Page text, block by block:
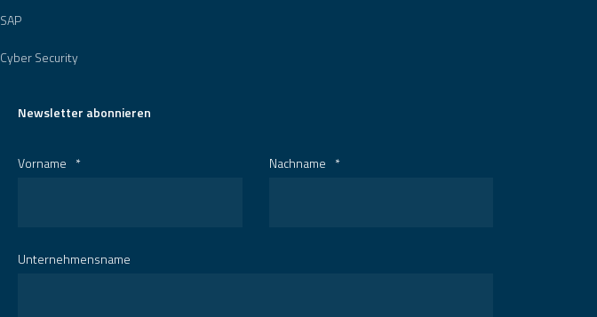
SAP
Cyber Security
Newsletter abonnieren
Vorname * Nachname *
Unternehmensname